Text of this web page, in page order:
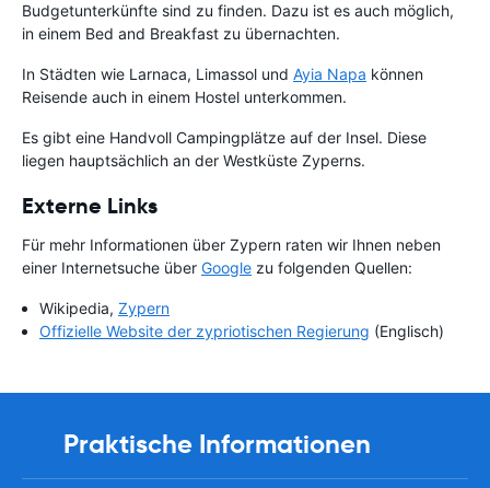
Budgetunterkünfte sind zu finden. Dazu ist es auch möglich,
in einem Bed and Breakfast zu übernachten.
In Städten wie Larnaca, Limassol und Ayia Napa können
Reisende auch in einem Hostel unterkommen.
Es gibt eine Handvoll Campingplätze auf der Insel. Diese
liegen hauptsächlich an der Westküste Zyperns.
Externe Links
Für mehr Informationen über Zypern raten wir Ihnen neben
einer Internetsuche über Google zu folgenden Quellen:
Wikipedia, Zypern
Offizielle Website der zypriotischen Regierung (Englisch)
Praktische Informationen